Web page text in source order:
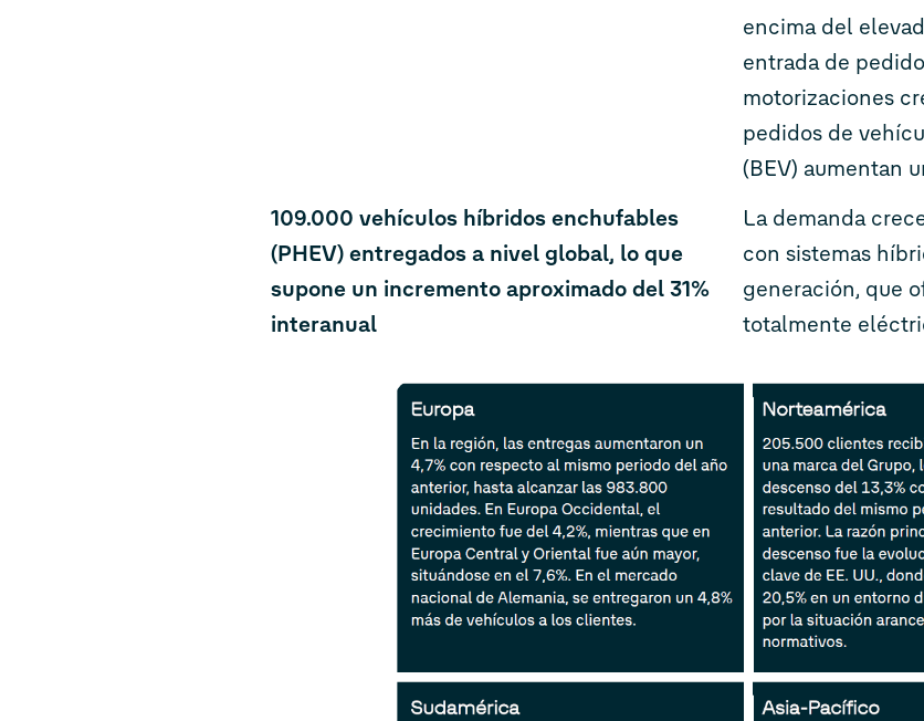
encima del
entrada de
motorizaciones
pedidos de
(BEV) aumentan
109.000 vehículos híbridos enchufables
(PHEV) entregados a nivel global, lo que
supone un incremento aproximado del 31%
interanual
La demanda
con sistemas
generación, que
totalmente